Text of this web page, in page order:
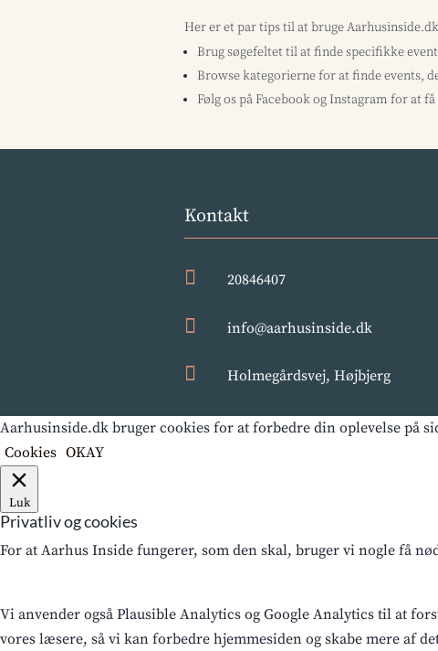
Her er et par tips til at bruge
Brug søgefeltet til at finde specifikke
Browse kategorierne for at finde events,
Følg os på Facebook og Instagram for at
Kontakt
 20846407
 info@aarhusinside.dk
 Holmegårdsvej, Højbjerg
Aarhusinside.dk bruger cookies for at forbedre din oplevelse på
Cookies OKAY
Luk
Privatliv og cookies
For at Aarhus Inside fungerer, som den skal, bruger vi nogle få
Vi anvender også Plausible Analytics og Google Analytics til at
vores læsere, så vi kan forbedre hjemmesiden og skabe mere af